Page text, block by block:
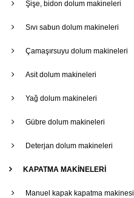
Şişe, bidon dolum makineleri
Sıvı sabun dolum makineleri
Çamaşırsuyu dolum makineleri
Asit dolum makineleri
Yağ dolum makineleri
Gübre dolum makineleri
Deterjan dolum makineleri
KAPATMA MAKİNELERİ
Manuel kapak kapatma makinesi